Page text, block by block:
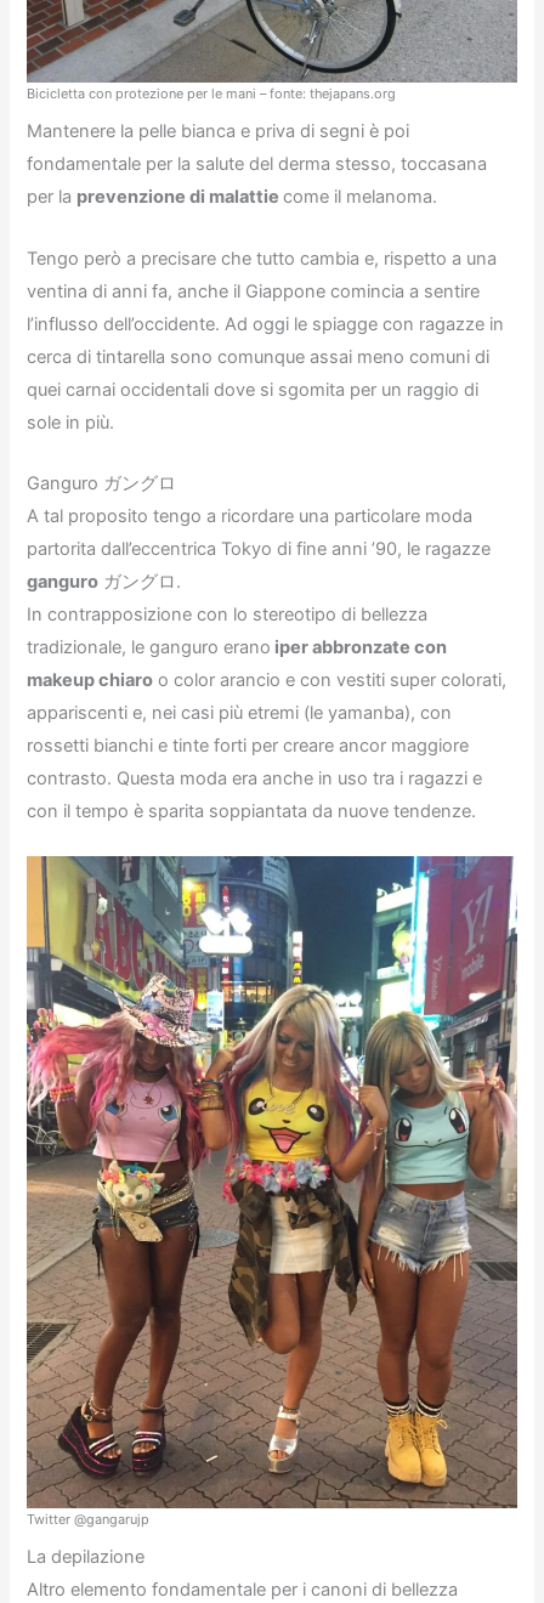
Bicicletta con protezione per le mani – fonte: thejapans.org
Mantenere la pelle bianca e priva di segni è poi
fondamentale per la salute del derma stesso, toccasana
per la prevenzione di malattiecome il melanoma.
Tengo però a precisare che tutto cambia e, rispetto a una
ventina di anni fa, anche il Giappone comincia a sentire
l’influsso dell’occidente. Ad oggi le spiagge con ragazze in
cerca di tintarella sono comunque assai meno comuni di
quei carnai occidentali dove si sgomita per un raggio di
sole in più.
Ganguro ガングロ
A tal proposito tengo a ricordare una particolare moda
partorita dall’eccentrica Tokyo di fine anni ’90, le ragazze
ganguro ガングロ.
In contrapposizione con lo stereotipo di bellezza
tradizionale, le ganguro erano iper abbronzate con
makeup chiaro o color arancio e con vestiti super colorati,
appariscenti e, nei casi più etremi (le yamanba), con
rossetti bianchi e tinte forti per creare ancor maggiore
contrasto. Questa moda era anche in uso tra i ragazzi e
con il tempo è sparita soppiantata da nuove tendenze.
Twitter @gangarujp
La depilazione
Altro elemento fondamentale per i canoni di bellezza